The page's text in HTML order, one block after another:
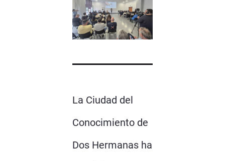
La Ciudad del
Conocimiento de
Dos Hermanas ha